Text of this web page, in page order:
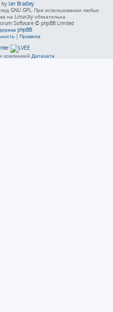
by Ian Bradley
GNU GPL. При использовании любых
на Linux.by обязательна
Software © phpBB Limited
phpBB
| Правила
компанией Датахата